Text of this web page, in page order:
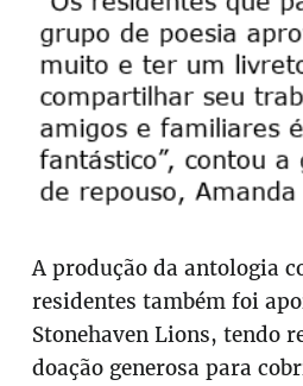
A produção da antologia
residentes também foi
Stonehaven Lions, tendo
doação generosa para